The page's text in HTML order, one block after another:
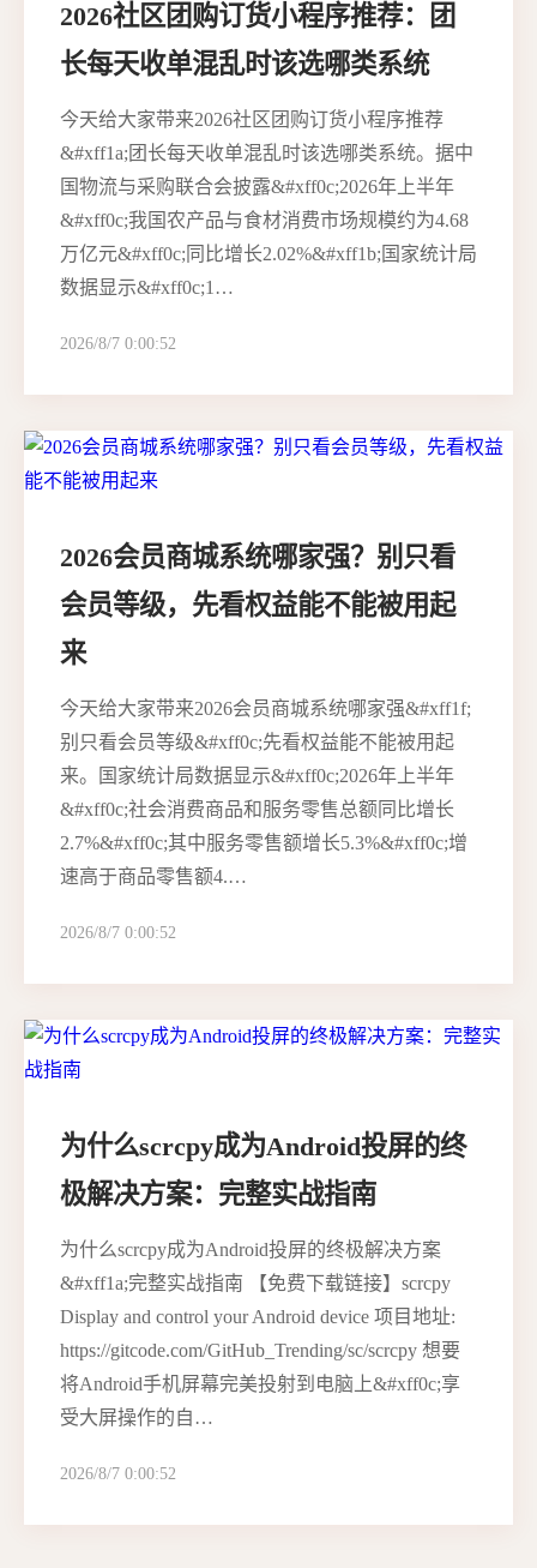
2026社区团购订货小程序推荐：团
长每天收单混乱时该选哪类系统
今天给大家带来2026社区团购订货小程序推荐
&#xff1a;团长每天收单混乱时该选哪类系统。据中
国物流与采购联合会披露&#xff0c;2026年上半年
&#xff0c;我国农产品与食材消费市场规模约为4.68
万亿元&#xff0c;同比增长2.02%&#xff1b;国家统计局
数据显示&#xff0c;1…
2026/8/7 0:00:52
2026会员商城系统哪家强？别只看
会员等级，先看权益能不能被用起
来
今天给大家带来2026会员商城系统哪家强&#xff1f;
别只看会员等级&#xff0c;先看权益能不能被用起
来。国家统计局数据显示&#xff0c;2026年上半年
&#xff0c;社会消费商品和服务零售总额同比增长
2.7%&#xff0c;其中服务零售额增长5.3%&#xff0c;增
速高于商品零售额4.…
2026/8/7 0:00:52
为什么scrcpy成为Android投屏的终
极解决方案：完整实战指南
为什么scrcpy成为Android投屏的终极解决方案
&#xff1a;完整实战指南 【免费下载链接】scrcpy
Display and control your Android device 项目地址:
https://gitcode.com/GitHub_Trending/sc/scrcpy 想要
将Android手机屏幕完美投射到电脑上&#xff0c;享
受大屏操作的自…
2026/8/7 0:00:52